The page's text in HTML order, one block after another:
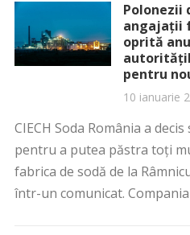
Polonezii
angajații
oprită
pentru
10 ianuarie
CIECH Soda România a
pentru a putea păstra toți
fabrica de sodă de la
într-un comunicat.